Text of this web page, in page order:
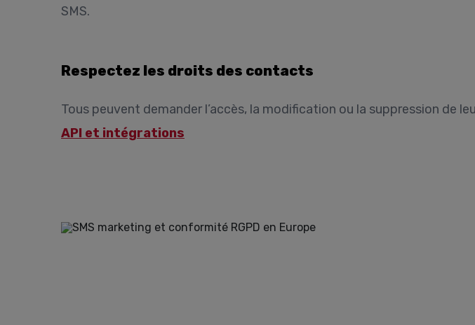
SMS.
Respectez les droits des contacts
Tous peuvent demander l’accès, la modification ou la suppression de
API et intégrations